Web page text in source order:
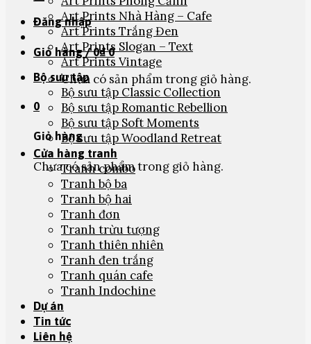
Đăng nhập
Giỏ hàng /0₫ 0
Chưa có sản phẩm trong giỏ hàng.
0
Giỏ hàng
Chưa có sản phẩm trong giỏ hàng.
Art Prints Nhà Hàng – Cafe
Art Prints Trắng Đen
Art Prints Slogan – Text
Art Prints Vintage
Bộ sưu tập
Bộ sưu tập Classic Collection
Bộ sưu tập Romantic Rebellion
Bộ sưu tập Soft Moments
Bộ sưu tập Woodland Retreat
Cửa hàng tranh
Tranh combo
Tranh bộ ba
Tranh bộ hai
Tranh đơn
Tranh trừu tượng
Tranh thiên nhiên
Tranh đen trắng
Tranh quán cafe
Tranh Indochine
Dự án
Tin tức
Liên hệ